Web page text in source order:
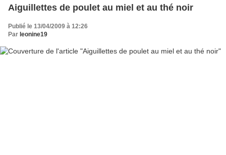
Aiguillettes de poulet au miel et au thé noir
Publié le 13/04/2009 à 12:26
Par leonine19